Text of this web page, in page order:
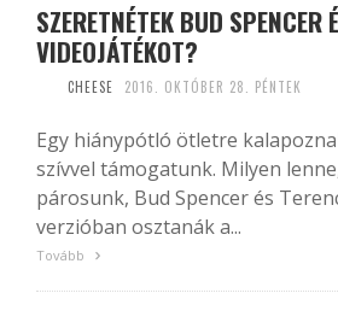
SZERETNÉTEK BUD SPENCER
VIDEOJÁTÉKOT?
CHEESE 2016. OKTÓBER 28. PÉNTEK
Egy hiánypótló ötletre
szívvel támogatunk. Milyen
párosunk, Bud Spencer és
verzióban osztanák a...
Tovább